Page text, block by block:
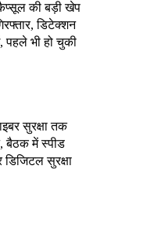
की बड़ी खेप
डिटेक्शन
पहले भी हो चुकी
सुरक्षा तक
बैठक में स्पीड
डिजिटल सुरक्षा